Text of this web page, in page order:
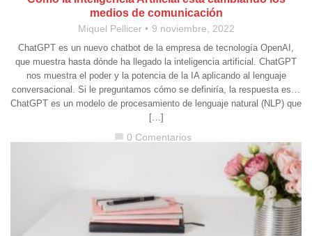
medios de comunicación
Miquel Pellicer 9 noviembre, 2022
ChatGPT es un nuevo chatbot de la empresa de tecnología OpenAI,
que muestra hasta dónde ha llegado la inteligencia artificial. ChatGPT
nos muestra el poder y la potencia de la IA aplicando al lenguaje
conversacional. Si le preguntamos cómo se definiría, la respuesta es…
ChatGPT es un modelo de procesamiento de lenguaje natural (NLP) que
[…]
0 Comentarios